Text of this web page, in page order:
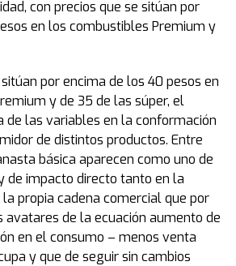
con precios que se sitúan por
en los combustibles Premium y
por encima de los 40 pesos en
y de 35 de las súper, el
de las variables en la conformación
de distintos productos. Entre
básica aparecen como uno de
de impacto directo tanto en la
propia cadena comercial que por
avatares de la ecuación aumento de
en el consumo – menos venta
y que de seguir sin cambios